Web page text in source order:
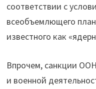
соответствии с
всеобъемлющего
известного как
Впрочем, санкции
и военной